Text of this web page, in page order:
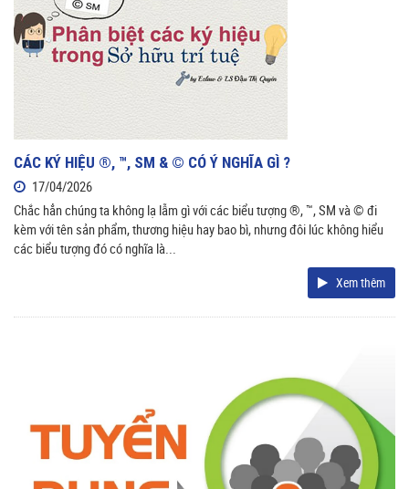
CÁC KÝ HIỆU ®, ™, SM & © CÓ Ý NGHĨA GÌ ?
17/04/2026
Chắc hẳn chúng ta không lạ lẫm gì với các biểu tượng ®, ™, SM và © đi
kèm với tên sản phẩm, thương hiệu hay bao bì, nhưng đôi lúc không hiểu
các biểu tượng đó có nghĩa là...
Xem thêm